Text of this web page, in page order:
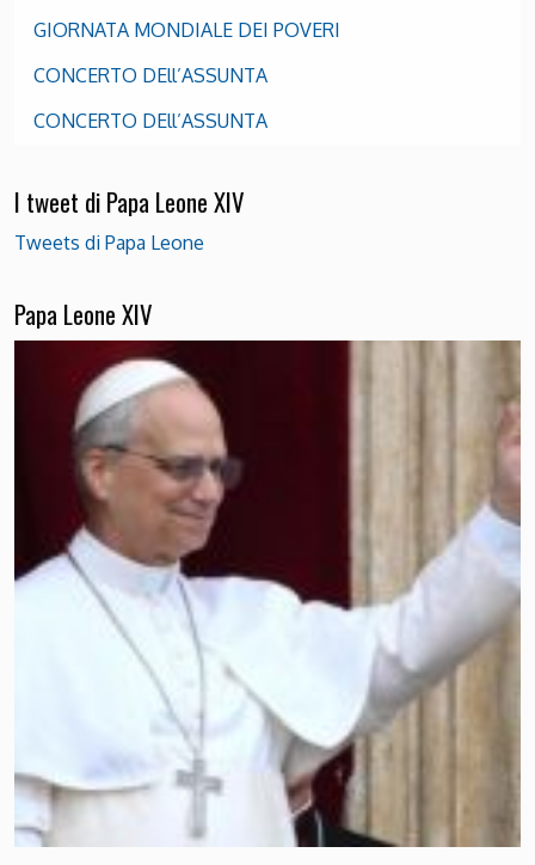
GIORNATA MONDIALE DEI POVERI
CONCERTO DEll’ASSUNTA
CONCERTO DEll’ASSUNTA
I tweet di Papa Leone XIV
Tweets di Papa Leone
Papa Leone XIV